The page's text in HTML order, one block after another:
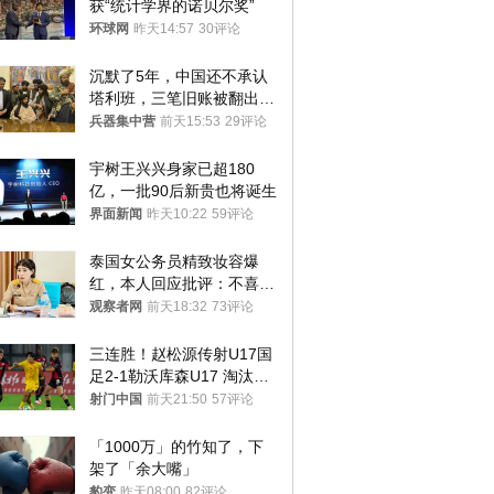
获“统计学界的诺贝尔奖”
环球网 昨天14:57 30评论
沉默了5年，中国还不承认
塔利班，三笔旧账被翻出，
最大风险出现
兵器集中营 前天15:53 29评论
宇树王兴兴身家已超180
亿，一批90后新贵也将诞生
界面新闻 昨天10:22 59评论
泰国女公务员精致妆容爆
红，本人回应批评：不喜欢
就别看
观察者网 前天18:32 73评论
三连胜！赵松源传射U17国
足2-1勒沃库森U17 淘汰赛
将战河床
射门中国 前天21:50 57评论
「1000万」的竹知了，下
架了「余大嘴」